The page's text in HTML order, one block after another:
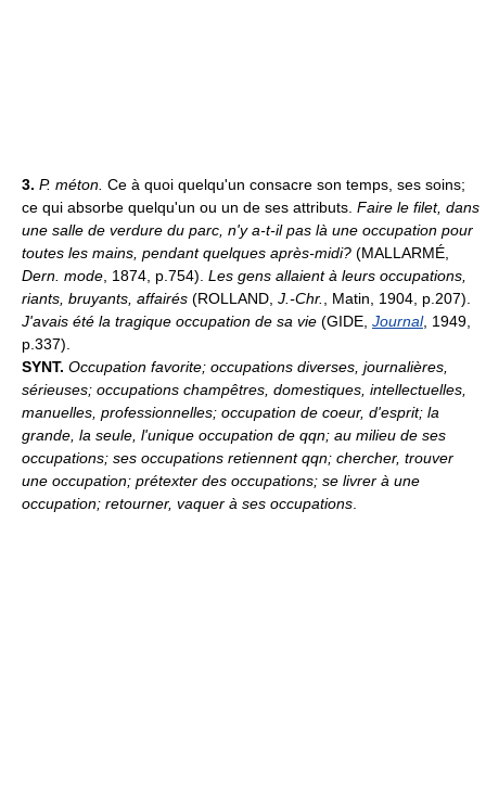
3. P. méton. Ce à quoi quelqu'un consacre son temps, ses soins;
ce qui absorbe quelqu'un ou un de ses attributs. Faire le filet, dans
une salle de verdure du parc, n'y a-t-il pas là une occupation pour
toutes les mains, pendant quelques après-midi? (MALLARMÉ,
Dern. mode, 1874, p.754). Les gens allaient à leurs occupations,
riants, bruyants, affairés (ROLLAND, J.-Chr., Matin, 1904, p.207).
J'avais été la tragique occupation de sa vie (GIDE, Journal, 1949,
p.337).
SYNT. Occupation favorite; occupations diverses, journalières,
sérieuses; occupations champêtres, domestiques, intellectuelles,
manuelles, professionnelles; occupation de coeur, d'esprit; la
grande, la seule, l'unique occupation de qqn; au milieu de ses
occupations; ses occupations retiennent qqn; chercher, trouver
une occupation; prétexter des occupations; se livrer à une
occupation; retourner, vaquer à ses occupations.